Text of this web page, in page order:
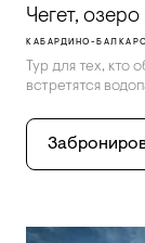
Чегет, озеро
КАБАРДИНО-
Тур для тех, кто
встретятся